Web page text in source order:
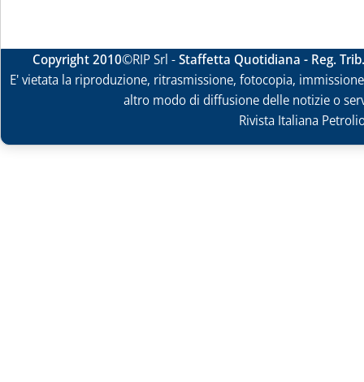
Copyright 2010©RIP Srl -Staffetta Quotidiana - Reg.
E' vietata la riproduzione, ritrasmissione, fotocopia,
altro modo di diffusione delle notizie o
Rivista Italiana